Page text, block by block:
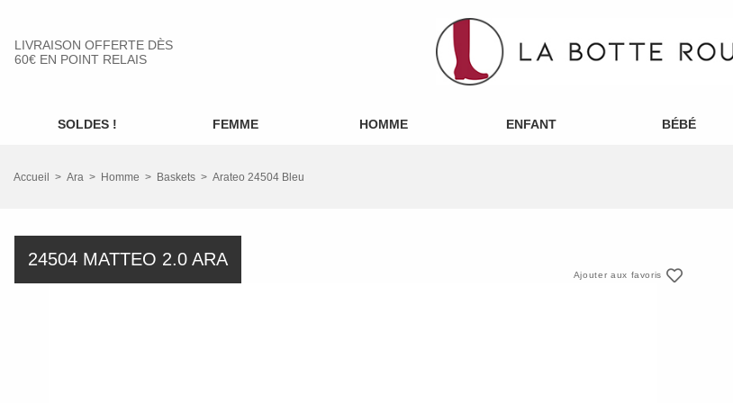
LIVRAISON OFFERTE DÈS
60€ EN POINT RELAIS
SOLDES ! FEMME HOMME ENFANT BÉBÉ
Accueil Ara Homme Baskets Arateo 24504 Bleu
24504 MATTEO 2.0 ARA
Ajouter aux favoris